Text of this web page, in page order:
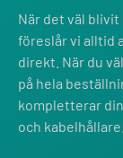
När det väl
föreslår vi alltid
direkt. När du
på hela
kompletterar
och kabelhållare.